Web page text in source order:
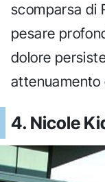
scomparsa di
pesare
dolore
attenuamento
4. Nicole